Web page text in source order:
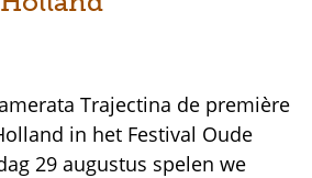
Trajectina de première
in het Festival Oude
29 augustus spelen we